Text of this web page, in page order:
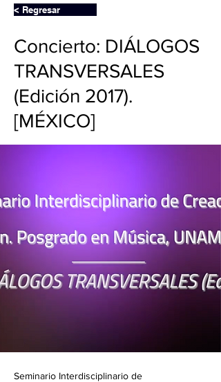
< Regresar
Concierto: DIÁLOGOS
TRANSVERSALES
(Edición 2017).
[MÉXICO]
Seminario Interdisciplinario de